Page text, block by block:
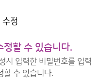
수정
정할 수 있습니다.
시 입력한 비밀번호를 입력
할 수 있습니다.